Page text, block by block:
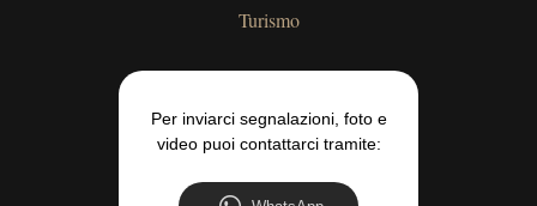
Turismo
Per inviarci segnalazioni, foto e
video puoi contattarci tramite: